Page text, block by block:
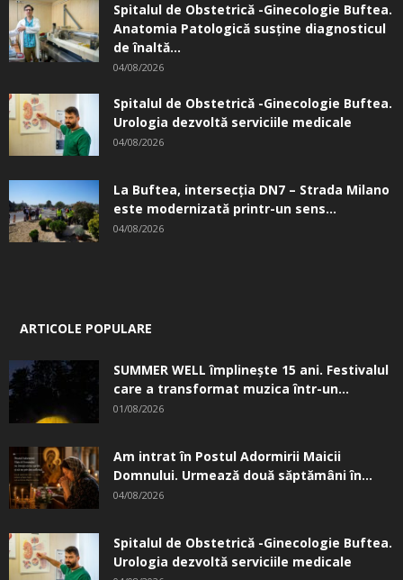
Spitalul de Obstetrică -Ginecologie Buftea.
Anatomia Patologică susţine diagnosticul
de înaltă...
04/08/2026
Spitalul de Obstetrică -Ginecologie Buftea.
Urologia dezvoltă serviciile medicale
04/08/2026
La Buftea, intersecţia DN7 – Strada Milano
este modernizată printr-un sens...
04/08/2026
ARTICOLE POPULARE
SUMMER WELL împlinește 15 ani. Festivalul
care a transformat muzica într-un...
01/08/2026
Am intrat în Postul Adormirii Maicii
Domnului. Urmează două săptămâni în...
04/08/2026
Spitalul de Obstetrică -Ginecologie Buftea.
Urologia dezvoltă serviciile medicale